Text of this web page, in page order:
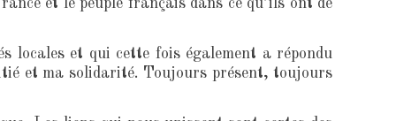
et le peuple français dans ce qu’ils ont de
locales et qui cette fois également a répondu
et ma solidarité. Toujours présent, toujours